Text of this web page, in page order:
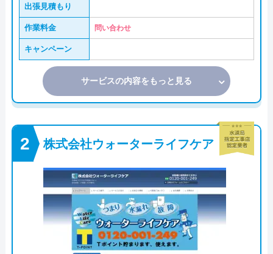
出張見積もり
作業料金 問い合わせ
キャンペーン
サービスの内容をもっと見る
株式会社ウォーターライフケア